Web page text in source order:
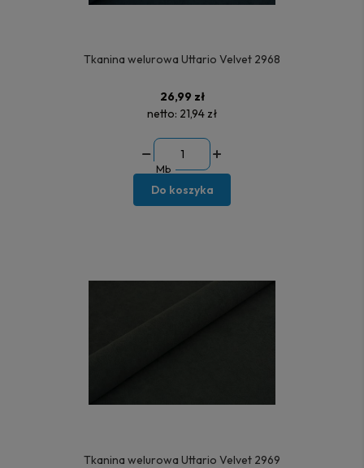
Tkanina welurowa Uttario Velvet 2968
26,99 zł
netto: 21,94 zł
Mb
Do koszyka
Tkanina welurowa Uttario Velvet 2969